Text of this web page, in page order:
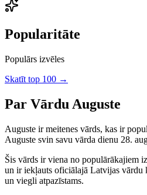
Popularitāte
Populārs izvēles
Skatīt top 100 →
Par Vārdu Auguste
Auguste irmeitenes vārds, kas ir
Auguste svin savu vārda dienu 28.
Šis vārds ir viena no populārākajiem
un ir iekļauts oficiālajā Latvijas vārdu
un viegli atpazīstams.